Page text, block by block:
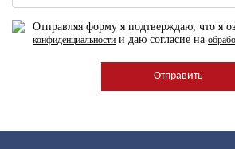
Отправляя форму я подтверждаю, что я
конфиденциальности и даю согласие на